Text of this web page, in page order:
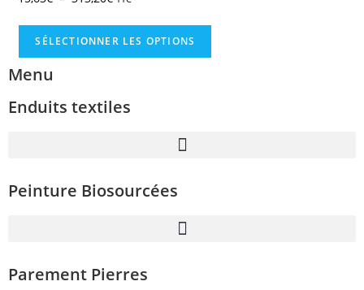
SÉLECTIONNER LES OPTIONS
Menu
Enduits textiles
Peinture Biosourcées
Parement Pierres